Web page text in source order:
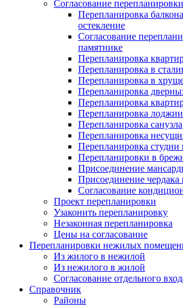
Согласование
Перепланировка
остекление
Согласование
памятнике
Перепланировка
Перепланировка в
Перепланировка в
Перепланировка
Перепланировка
Перепланировка лоджии
Перепланировка санузла
Перепланировка
Перепланировка студии
Перепланировки в
Присоединение
Присоединение чердака
Согласование
Проект перепланировки
Узаконить перепланировку
Незаконная перепланировка
Цены на согласование
Перепланировки нежилых
Из жилого в нежилой
Из нежилого в жилой
Согласование отдельного
Справочник
Районы